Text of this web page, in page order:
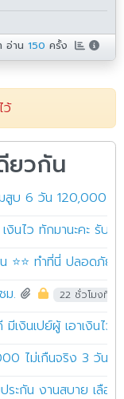
อ่าน150 ครั้ง
ว้
ยวกัน
บ 6 วัน 120,000 บา
นไว ทักมานะคะ รับ
⭐⭐ ทำที่นี่ ปลอดภัย
ม.
22 ชั่วโมงที่ผ่า
เงินเปย์ผู้ เอาเงินไว้
ไม่เกืนจริง 3 วันฟา
ะกัน งานสบาย เลือ